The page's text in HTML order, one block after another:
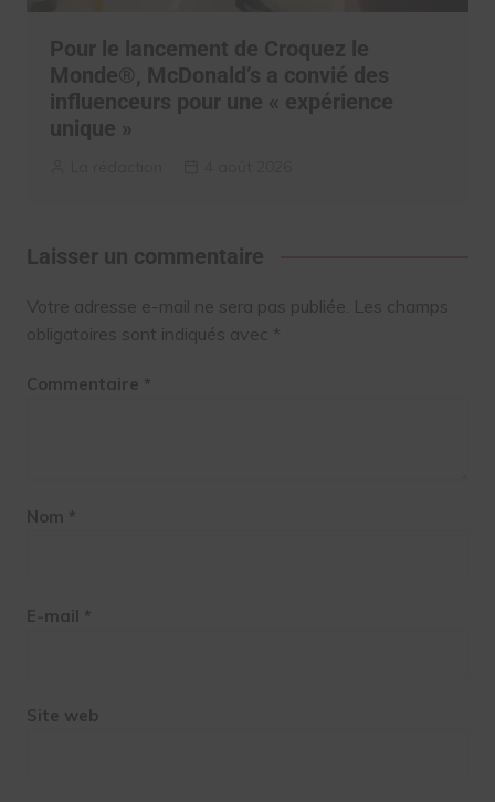
Pour le lancement de Croquez le
Monde®, McDonald’s a convié des
influenceurs pour une « expérience
unique »
Laisser un commentaire
Votre adresse e-mail ne sera pas publiée. Les champs
obligatoires sont indiqués avec *
Commentaire *
Nom *
E-mail *
Site web